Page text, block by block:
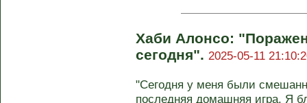
Хаби Алонсо:
сегодня". 2025-05-11
"Сегодня у меня были
последняя домашняя игра. Я